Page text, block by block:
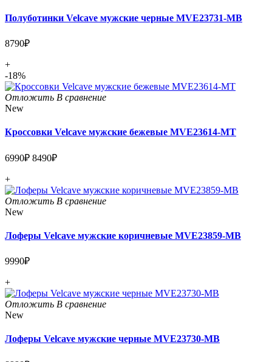
Полуботинки Velcave мужские черные MVE23731-MB
8790₽
+
-18%
Отложить В сравнение
New
Кроссовки Velcave мужские бежевые MVE23614-MT
6990₽ 8490₽
+
Отложить В сравнение
New
Лоферы Velcave мужские коричневые MVE23859-MB
9990₽
+
Отложить В сравнение
New
Лоферы Velcave мужские черные MVE23730-MB